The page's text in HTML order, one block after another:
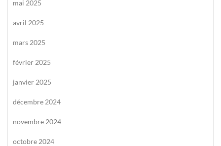
mai 2025
avril 2025
mars 2025
février 2025
janvier 2025
décembre 2024
novembre 2024
octobre 2024